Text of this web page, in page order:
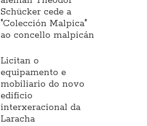
Schücker cede a
"Colección Malpica"
ao concello malpicán
Licitan o
equipamento e
mobiliario do novo
edificio
interxeracional da
Laracha